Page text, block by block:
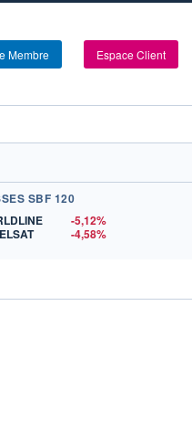
Membre Espace Client
SBF 120
-5,12%
-4,58%